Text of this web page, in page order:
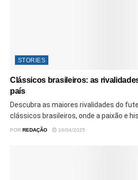
STORIES
Clássicos brasileiros: as
país
Descubra as maiores rivalidades do
clássicos brasileiros, onde a paixão e
POR REDAÇÃO 16/04/2025